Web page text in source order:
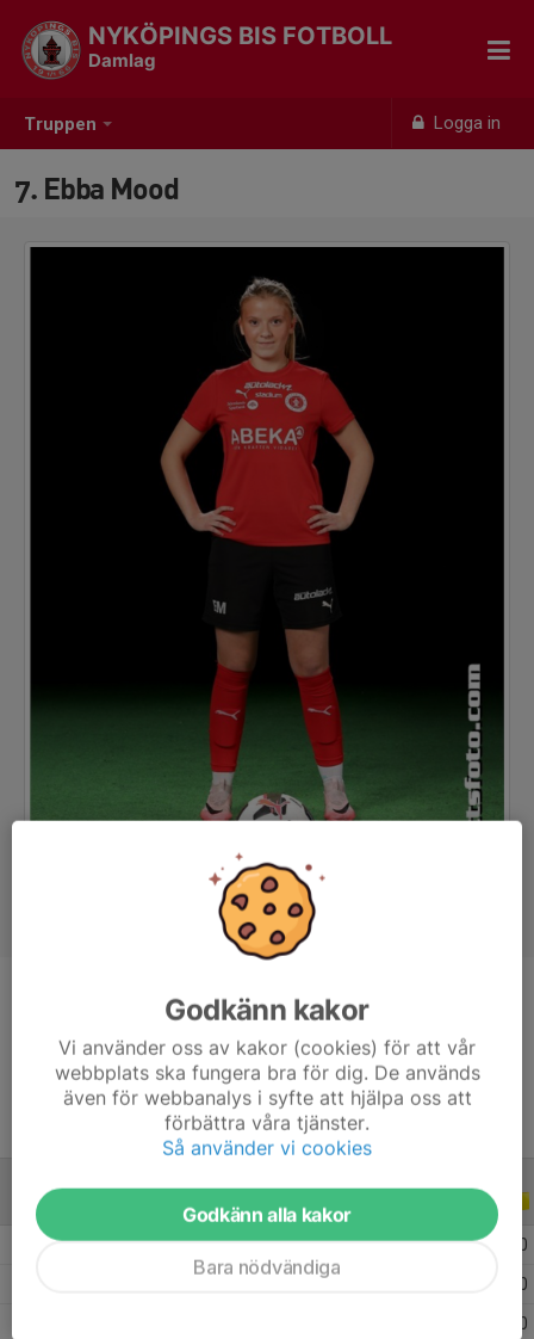
Truppen Logga in
NYKÖPINGS BIS FOTBOLL
Damlag
7. Ebba Mood
Mittfältare
Ålder
16 år
ALLA SERIER ALLA ÅR
2026 18 0 0 0
0
0
Godkänn kakor
Vi använder oss av kakor (cookies) för att vår
webbplats ska fungera bra för dig. De används
även för webbanalys i syfte att hjälpa oss att
förbättra våra tjänster.
Så använder vi cookies
Godkänn alla kakor
Bara nödvändiga